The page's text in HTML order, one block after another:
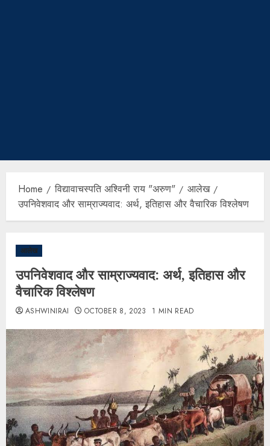
Home विद्यावाचस्पति अश्विनी राय "अरुण"
आलेख
उपनिवेशवाद और साम्राज्यवाद: अर्थ, इतिहास और वैचारिक विश्लेषण
आलेख
उपनिवेशवाद और साम्राज्यवाद: अर्थ, इतिहास और
वैचारिक विश्लेषण
ASHWINIRAI OCTOBER 8, 2023 1 MIN READ